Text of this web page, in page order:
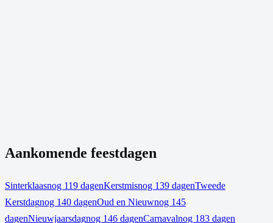
Aankomende feestdagen
Sinterklaasnog 119 dagenKerstmisnog 139 dagenTweede
Kerstdagnog 140 dagenOud en Nieuwnog 145
dagenNieuwjaarsdagnog 146 dagenCarnavalnog 183 dagen